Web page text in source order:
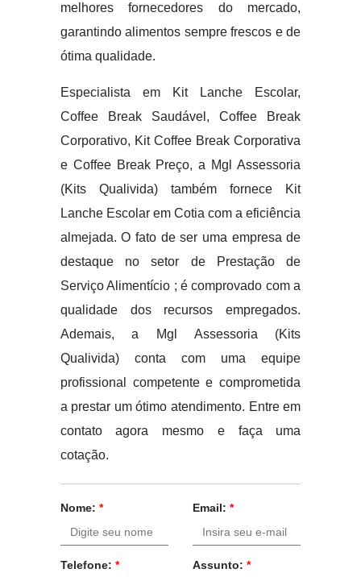
melhores fornecedores do mercado,
garantindo alimentos sempre frescos e de
ótima qualidade.
Especialista em Kit Lanche Escolar,
Coffee Break Saudável, Coffee Break
Corporativo, Kit Coffee Break Corporativa
e Coffee Break Preço, a Mgl Assessoria
(Kits Qualivida) também fornece Kit
Lanche Escolar em Cotia com a eficiência
almejada. O fato de ser uma empresa de
destaque no setor de Prestação de
Serviço Alimentício ; é comprovado com a
qualidade dos recursos empregados.
Ademais, a Mgl Assessoria (Kits
Qualivida) conta com uma equipe
profissional competente e comprometida
a prestar um ótimo atendimento. Entre em
contato agora mesmo e faça uma
cotação.
Nome: * Email: *
Telefone: * Assunto: *